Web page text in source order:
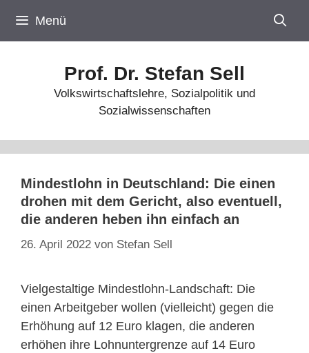
Inhalt
springen
Menü
Prof. Dr. Stefan Sell
Volkswirtschaftslehre, Sozialpolitik und
Sozialwissenschaften
Mindestlohn in Deutschland: Die einen
drohen mit dem Gericht, also eventuell,
die anderen heben ihn einfach an
26. April 2022 von Stefan Sell
Vielgestaltige Mindestlohn-Landschaft: Die
einen Arbeitgeber wollen (vielleicht) gegen die
Erhöhung auf 12 Euro klagen, die anderen
erhöhen ihre Lohnuntergrenze auf 14 Euro